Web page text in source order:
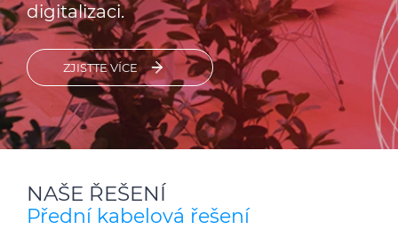
digitalizaci.
ZJISTTE VÍCE
NAŠE ŘEŠENÍ
Přední kabelová řešení